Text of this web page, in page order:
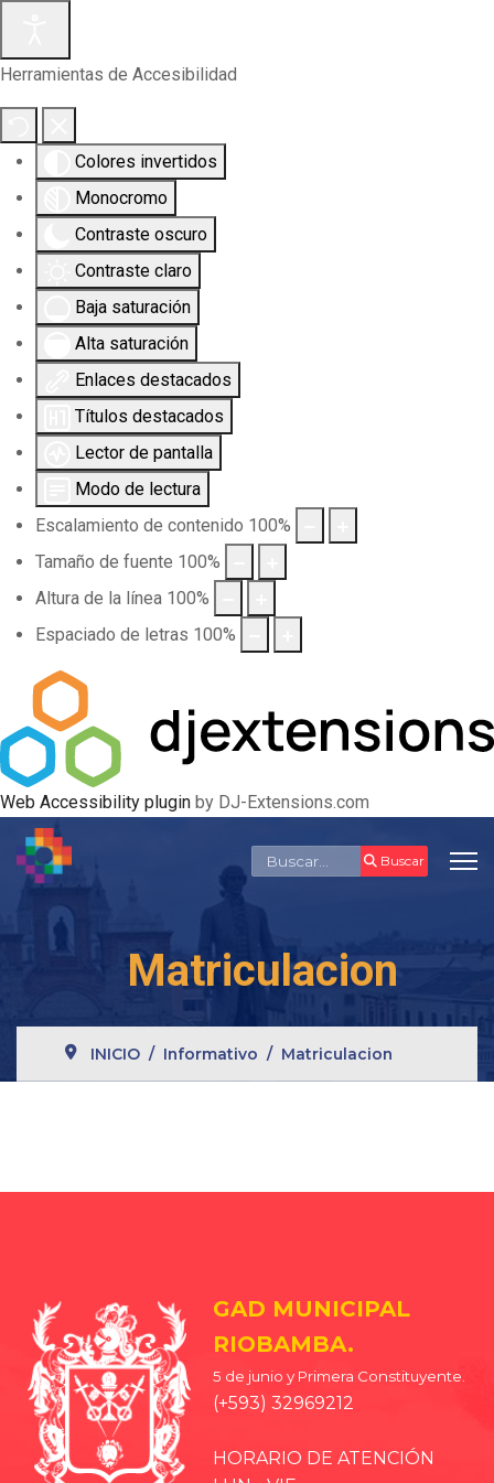
Herramientas de Accesibilidad
Colores invertidos
Monocromo
Contraste oscuro
Contraste claro
Baja saturación
Alta saturación
Enlaces destacados
Títulos destacados
Lector de pantalla
Modo de lectura
Escalamiento de contenido 100%
Tamaño de fuente 100%
Altura de la línea 100%
Espaciado de letras 100%
Web Accessibility plugin by DJ-Extensions.com
Buscar Buscar
Matriculacion
INICIO Informativo Matriculacion
GAD MUNICIPAL
RIOBAMBA.
5 de junio y Primera Constituyente.
(+593) 32969212
HORARIO DE ATENCIÓN